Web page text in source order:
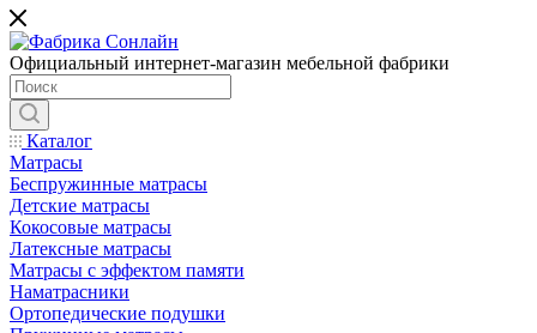
Официальный интернет-магазин мебельной фабрики
Каталог
Матрасы
Беспружинные матрасы
Детские матрасы
Кокосовые матрасы
Латексные матрасы
Матрасы с эффектом памяти
Наматрасники
Ортопедические подушки